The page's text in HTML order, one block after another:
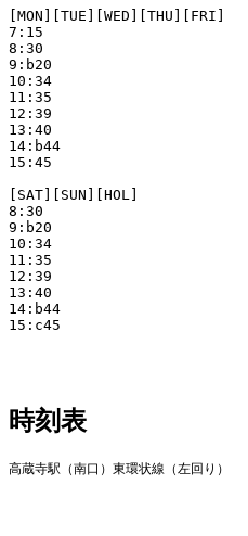
[MON][TUE][WED][THU][FRI]
7:15
8:30
9:b20
10:34
11:35
12:39
13:40
14:b44
15:45
[SAT][SUN][HOL]
8:30
9:b20
10:34
11:35
12:39
13:40
14:b44
15:c45
時刻表
高蔵寺駅（南口）東環状線（左回り）